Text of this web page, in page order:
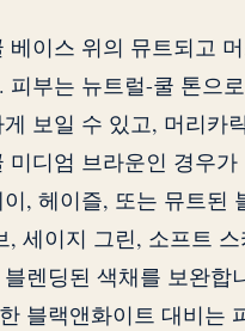
베이스 위의 뮤트되고
피부는 뉴트럴-쿨 톤으
보일 수 있고, 머리카
미디엄 브라운인 경우가
, 헤이즐, 또는 뮤트된
, 세이지 그린, 소프트
렌딩된 색채를 보완합
블랙앤화이트 대비는